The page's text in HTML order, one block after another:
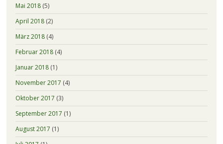
Mai 2018(5)
April 2018(2)
März 2018(4)
Februar 2018(4)
Januar 2018(1)
November 2017 (4)
Oktober 2017 (3)
September 2017 (1)
August 2017 (1)